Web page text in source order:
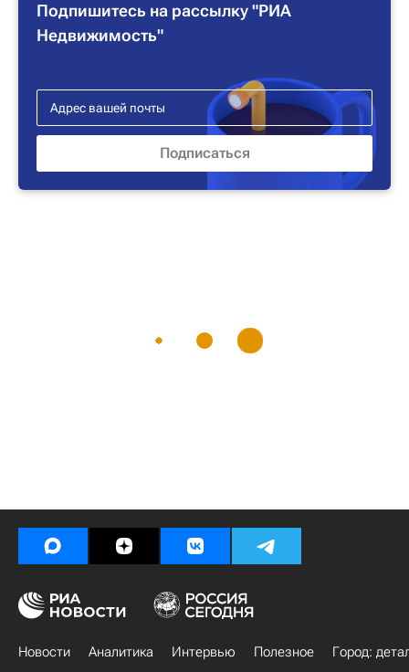
Подпишитесь на рассылку "РИА
Недвижимость"
Новости Аналитика Интервью Полезное
Город: